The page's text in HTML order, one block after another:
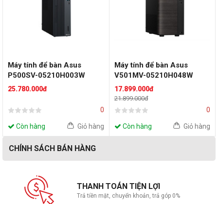
Máy tính để bàn Asus
P500SV-05210H003W
(Core 5 210H | 16GB |
OSS)
25.780.000đ
0
Còn hàng Giỏ hàng
Máy tính để bàn Asus
V501MV-05210H048W
(Intel Core 5 210H | 8GB |
512GB SSD | Wifi + BT |
Key/ Mouse | Win11 | 2Y)
17.899.000đ
21.899.000đ
0
Còn hàng Giỏ hàng
CHÍNH SÁCH BÁN HÀNG
THANH TOÁN TIỆN LỢI
Trả tiền mặt, chuyển khoản, trả góp 0%